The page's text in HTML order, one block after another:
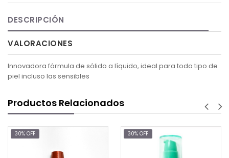
DESCRIPCIÓN
VALORACIONES
Innovadora fórmula de sólido a líquido, ideal para todo tipo de
piel incluso las sensibles
Productos Relacionados